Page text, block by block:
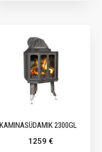
KAMINASÜDAMIK 2300GL
1259€